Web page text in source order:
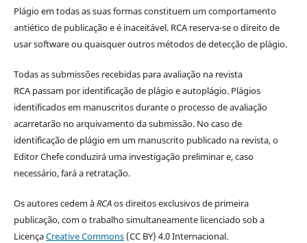
Plágio em todas as suas formas constituem um comportamento
antiético de publicação e é inaceitável. RCA reserva-se o direito de
usar software ou quaisquer outros métodos de detecção de plágio.
Todas as submissões recebidas para avaliação na revista
RCA passam por identificação de plágio e autoplágio. Plágios
identificados em manuscritos durante o processo de avaliação
acarretarão no arquivamento da submissão. No caso de
identificação de plágio em um manuscrito publicado na revista, o
Editor Chefe conduzirá uma investigação preliminar e, caso
necessário, fará a retratação.
Os autores cedem àRCAos direitos exclusivos de primeira
publicação, com o trabalho simultaneamente licenciado sob a
LicençaCreative Commons(CC BY) 4.0 Internacional.